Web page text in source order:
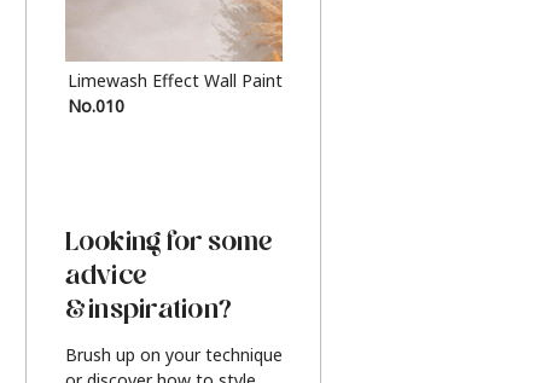
Limewash Effect Wall Paint
No.010
Looking for some
advice
& inspiration?
Brush up on your technique